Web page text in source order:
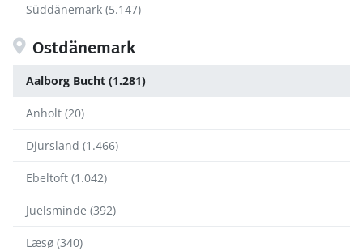
Süddänemark (5.147)
Ostdänemark
Aalborg Bucht (1.281)
Anholt (20)
Djursland (1.466)
Ebeltoft (1.042)
Juelsminde (392)
Læsø (340)